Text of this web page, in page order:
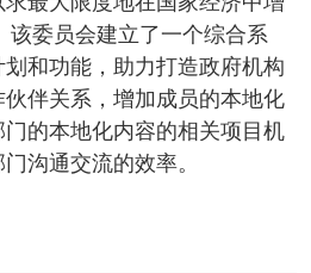
该委员会建立了一个综合系
和功能，助力打造政府机构
伴关系，增加成员的本地化
的本地化内容的相关项目机
沟通交流的效率。​